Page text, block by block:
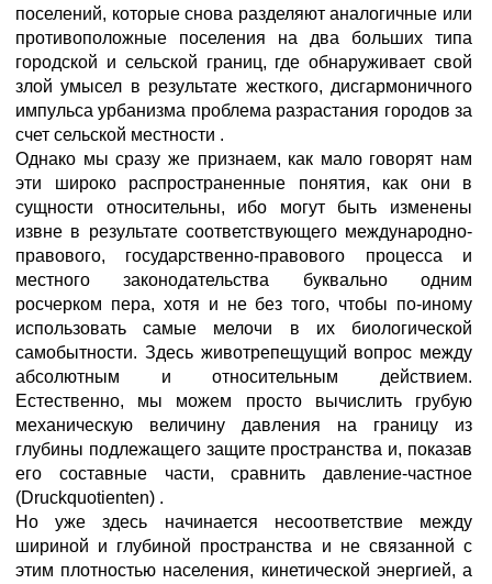
поселений, которые снова разделяют аналогичные или
противоположные поселения на два больших типа
городской и сельской границ, где обнаруживает свой
злой умысел в результате жесткого, дисгармоничного
импульса урбанизма проблема разрастания городов за
счет сельской местности .
Однако мы сразу же признаем, как мало говорят нам
эти широко распространенные понятия, как они в
сущности относительны, ибо могут быть изменены
извне в результате соответствующего международно-
правового, государственно-правового процесса и
местного законодательства буквально одним
росчерком пера, хотя и не без того, чтобы по-иному
использовать самые мелочи в их биологической
самобытности. Здесь животрепещущий вопрос между
абсолютным и относительным действием.
Естественно, мы можем просто вычислить грубую
механическую величину давления на границу из
глубины подлежащего защите пространства и, показав
его составные части, сравнить давление-частное
(Druckquotienten) .
Но уже здесь начинается несоответствие между
шириной и глубиной пространства и не связанной с
этим плотностью населения, кинетической энергией, а